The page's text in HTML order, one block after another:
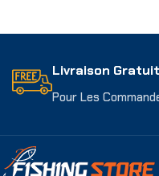
Livraison
Pour Les